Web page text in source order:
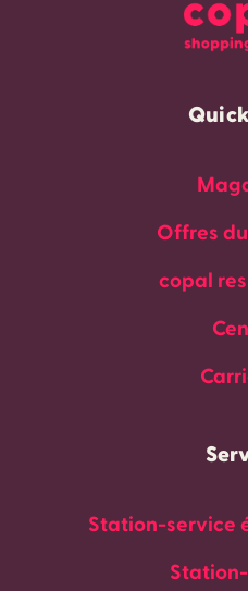
Offres
copal
Station-service